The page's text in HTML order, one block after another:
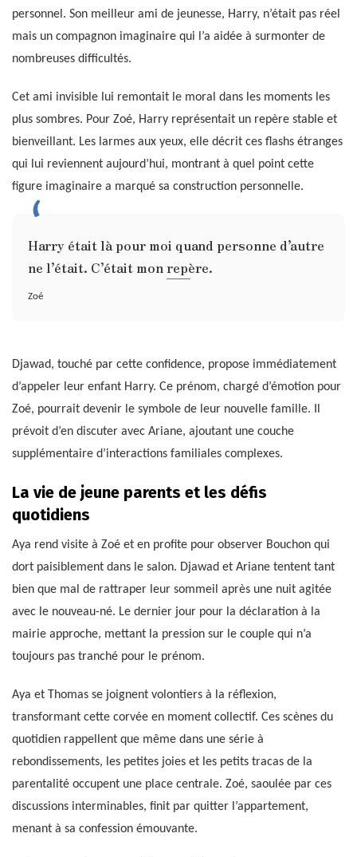
personnel. Son meilleur ami de jeunesse, Harry, n’était pas réel
mais un compagnon imaginaire qui l’a aidée à surmonter de
nombreuses difficultés.
Cet ami invisible lui remontait le moral dans les moments les
plus sombres. Pour Zoé, Harry représentait un repère stable et
bienveillant. Les larmes aux yeux, elle décrit ces flashs étranges
qui lui reviennent aujourd’hui, montrant à quel point cette
figure imaginaire a marqué sa construction personnelle.
Harry était là pour moi quand personne d’autre
ne l’était. C’était mon repère.
Zoé
Djawad, touché par cette confidence, propose immédiatement
d’appeler leur enfant Harry. Ce prénom, chargé d’émotion pour
Zoé, pourrait devenir le symbole de leur nouvelle famille. Il
prévoit d’en discuter avec Ariane, ajoutant une couche
supplémentaire d’interactions familiales complexes.
La vie de jeune parents et les défis
quotidiens
Aya rend visite à Zoé et en profite pour observer Bouchon qui
dort paisiblement dans le salon. Djawad et Ariane tentent tant
bien que mal de rattraper leur sommeil après une nuit agitée
avec le nouveau-né. Le dernier jour pour la déclaration à la
mairie approche, mettant la pression sur le couple qui n’a
toujours pas tranché pour le prénom.
Aya et Thomas se joignent volontiers à la réflexion,
transformant cette corvée en moment collectif. Ces scènes du
quotidien rappellent que même dans une série à
rebondissements, les petites joies et les petits tracas de la
parentalité occupent une place centrale. Zoé, saoulée par ces
discussions interminables, finit par quitter l’appartement,
menant à sa confession émouvante.